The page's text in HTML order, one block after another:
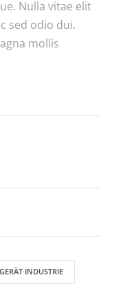
Nulla vitae elit
sed odio dui.
mollis
INDUSTRIE